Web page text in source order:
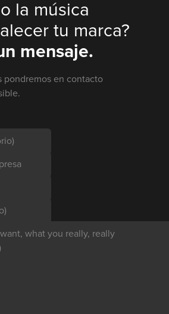
la música
tu marca?
mensaje.
pondremos en contacto
what you really, really